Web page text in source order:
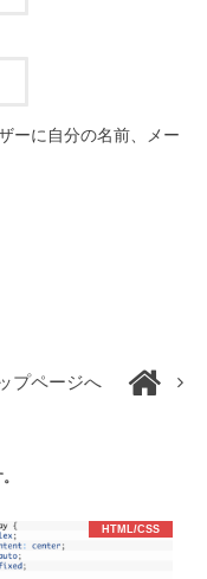
ーに自分の名前、メー
プページへ
HTML/CSS